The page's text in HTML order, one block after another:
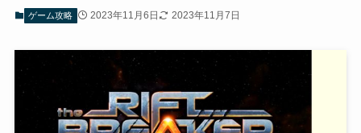
ゲーム攻略 2023年11月6日 2023年11月7日